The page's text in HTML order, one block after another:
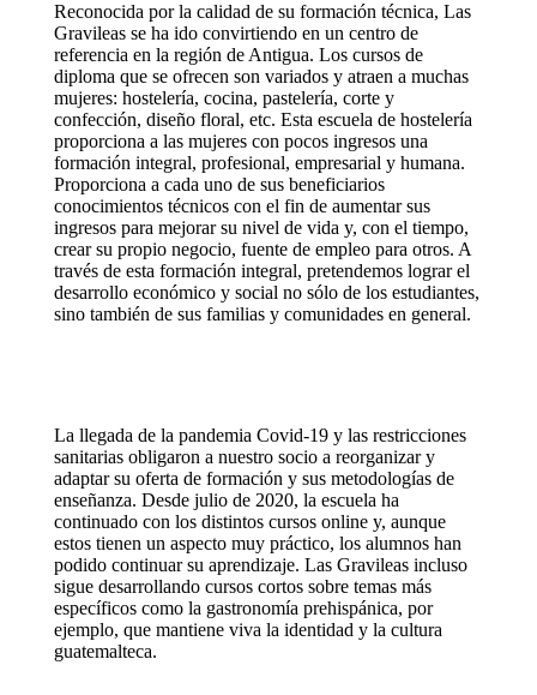
Reconocida por la calidad de su formación técnica, Las
Gravileas se ha ido convirtiendo en un centro de
referencia en la región de Antigua. Los cursos de
diploma que se ofrecen son variados y atraen a muchas
mujeres: hostelería, cocina, pastelería, corte y
confección, diseño floral, etc. Esta escuela de hostelería
proporciona a las mujeres con pocos ingresos una
formación integral, profesional, empresarial y humana.
Proporciona a cada uno de sus beneficiarios
conocimientos técnicos con el fin de aumentar sus
ingresos para mejorar su nivel de vida y, con el tiempo,
crear su propio negocio, fuente de empleo para otros. A
través de esta formación integral, pretendemos lograr el
desarrollo económico y social no sólo de los estudiantes,
sino también de sus familias y comunidades en general.
La llegada de la pandemia Covid-19 y las restricciones
sanitarias obligaron a nuestro socio a reorganizar y
adaptar su oferta de formación y sus metodologías de
enseñanza. Desde julio de 2020, la escuela ha
continuado con los distintos cursos online y, aunque
estos tienen un aspecto muy práctico, los alumnos han
podido continuar su aprendizaje. Las Gravileas incluso
sigue desarrollando cursos cortos sobre temas más
específicos como la gastronomía prehispánica, por
ejemplo, que mantiene viva la identidad y la cultura
guatemalteca.